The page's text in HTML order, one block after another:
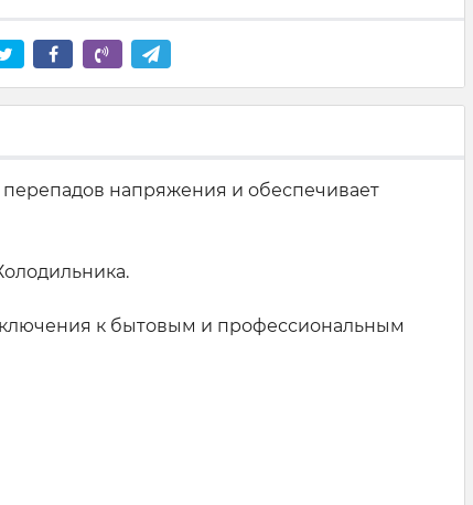
напряжения и обеспечивает
к бытовым и профессиональным